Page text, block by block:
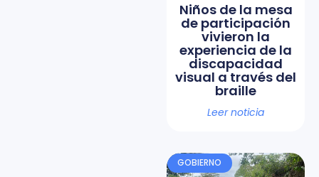
Niños de la mesa
de participación
vivieron la
experiencia de la
discapacidad
visual a través del
braille
Leer noticia
GOBIERNO